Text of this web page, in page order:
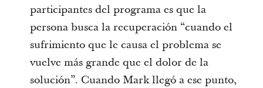
participantes del programa es que la
persona busca la recuperación “cuando el
sufrimiento que le causa el problema se
vuelve más grande que el dolor de la
solución”. Cuando Mark llegó a ese punto,